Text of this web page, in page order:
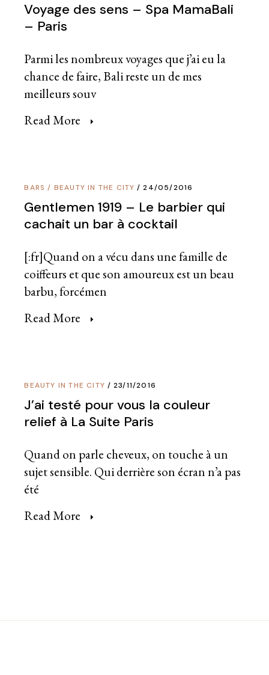
Voyage des sens – Spa MamaBali
– Paris
Parmi les nombreux voyages que j’ai eu la
chance de faire, Bali reste un de mes
meilleurs souv
Read More
BARS / BEAUTY IN THE CITY 24/05/2016
Gentlemen 1919 – Le barbier qui
cachait un bar à cocktail
[:fr]Quand on a vécu dans une famille de
coiffeurs et que son amoureux est un beau
barbu, forcémen
Read More
BEAUTY IN THE CITY 23/11/2016
J’ai testé pour vous la couleur
relief à La Suite Paris
Quand on parle cheveux, on touche à un
sujet sensible. Qui derrière son écran n’a pas
été
Read More